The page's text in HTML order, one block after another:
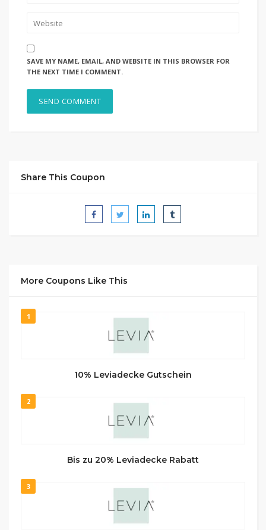
SAVE MY NAME, EMAIL, AND WEBSITE IN THIS BROWSER FOR
THE NEXT TIME I COMMENT.
Share This Coupon
More Coupons Like This
1
10% Leviadecke Gutschein
2
Bis zu 20% Leviadecke Rabatt
3